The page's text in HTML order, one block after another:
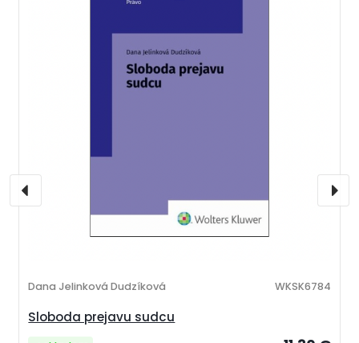
Sloboda prejavu sudcu
Dana Jelinková Dudzíková WKSK6784